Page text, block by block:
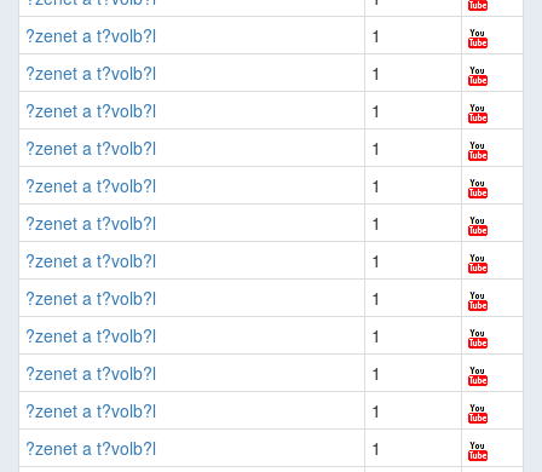
?zenet a t?volb?l
1
?zenet a t?volb?l
1
?zenet a t?volb?l
1
?zenet a t?volb?l
1
?zenet a t?volb?l
1
?zenet a t?volb?l
1
?zenet a t?volb?l
1
?zenet a t?volb?l
1
?zenet a t?volb?l
1
?zenet a t?volb?l
1
?zenet a t?volb?l
1
?zenet a t?volb?l
1